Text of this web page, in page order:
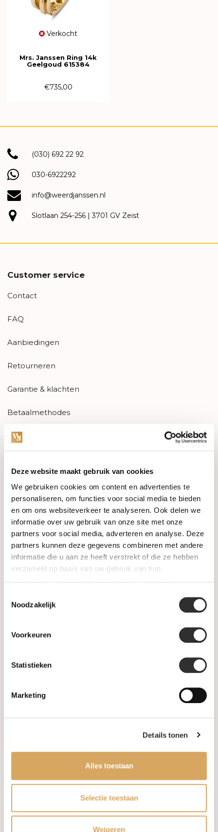
Deze website maakt gebruik van cookies
We gebruiken cookies om content en advertenties te
personaliseren, om functies voor social media te bieden
en om ons websiteverkeer te analyseren. Ook delen we
informatie over uw gebruik van onze site met onze
partners voor social media, adverteren en analyse. Deze
partners kunnen deze gegevens combineren met andere
informatie die u aan ze heeft verstrekt of die ze hebben
verzameld op basis van uw gebruik van hun
Noodzakelijk
Voorkeuren
Statistieken
Marketing
Details tonen
Alles toestaan
Selectie toestaan
Weigeren
Verkocht
Mrs. Janssen Ring 14k
Geelgoud 615384
€735,00
(030) 692 22 92
030-6922292
info@weerdjanssen.nl
Slotlaan 254-256 | 3701 GV Zeist
Customer service
Contact
FAQ
Aanbiedingen
Retourneren
Garantie & klachten
Betaalmethodes
Sitemap
Categories
Watches
Jewellery
Wedding rings
PRE-OWNED
Maatwerk
Leveringsvoorwaarden
Privacy Policy